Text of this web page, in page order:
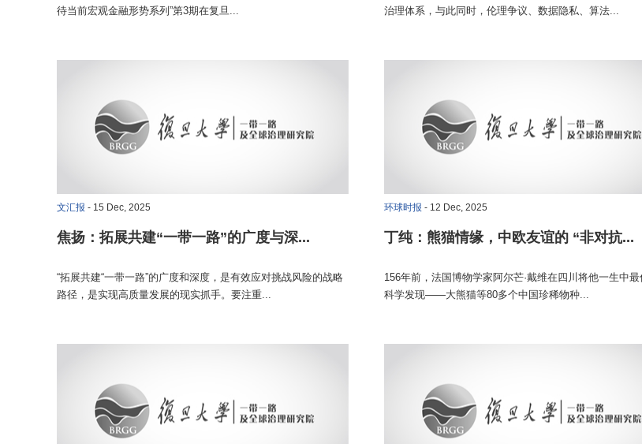
待当前宏观金融形势系列”第3期在复旦...
治理体系，与此同时，伦理争议、数据隐私、算法...
文汇报 - 15 Dec, 2025
焦扬：拓展共建“一带一路”的广度与深...
“拓展共建“一带一路”的广度和深度，是有效应对挑战风险的战略
路径，是实现高质量发展的现实抓手。要注重...
环球时报 - 12 Dec, 2025
丁纯：熊猫情缘，中欧友谊的 “非对抗...
156年前，法国博物学家阿尔芒·戴维在四川将他一生中最
科学发现——大熊猫等80多个中国珍稀物种...